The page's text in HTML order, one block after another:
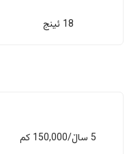
18 ئینج
5 ساڵ/150,000 کم